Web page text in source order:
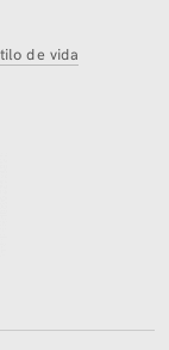
de vida